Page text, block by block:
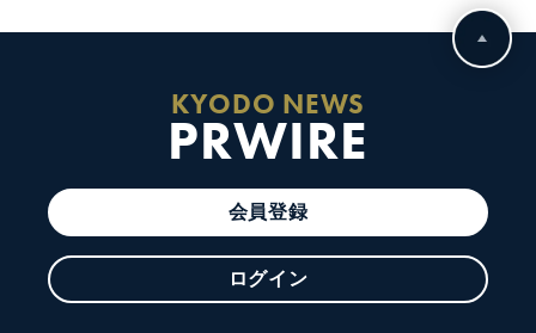
KYODO NEWS
PRWIRE
会員登録
ログイン